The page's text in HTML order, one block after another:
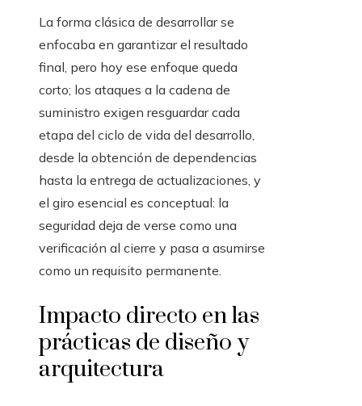
La forma clásica de desarrollar se
enfocaba en garantizar el resultado
final, pero hoy ese enfoque queda
corto; los ataques a la cadena de
suministro exigen resguardar cada
etapa del ciclo de vida del desarrollo,
desde la obtención de dependencias
hasta la entrega de actualizaciones, y
el giro esencial es conceptual: la
seguridad deja de verse como una
verificación al cierre y pasa a asumirse
como un requisito permanente.
Impacto directo en las
prácticas de diseño y
arquitectura